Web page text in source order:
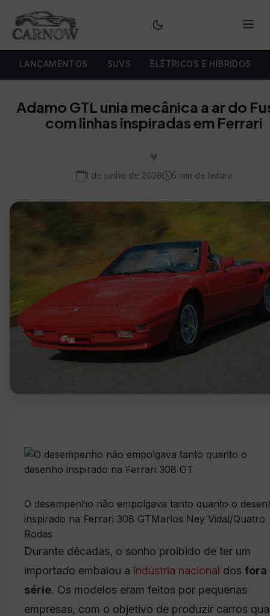
LANÇAMENTOS SUVS ELÉTRICOS E HÍBRIDOS
Adamo GTL unia mecânica a ar do
com linhas inspiradas em Ferrari
♥
1 de junho de 2026 5 min de leitura
O desempenho não empolgava tanto quanto o
inspirado na Ferrari 308 GTMarlos Ney Vidal/Quatro
Rodas
Durante décadas, o sonho proibido de ter um
importado embalou a indústria nacional dos fora
série. Os modelos eram feitos por pequenas
empresas, com o objetivo de produzir carros